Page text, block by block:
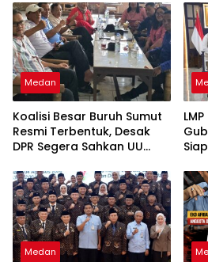
Medan
Koalisi Besar Buruh Sumut
Resmi Terbentuk, Desak
DPR Segera Sahkan UU
“Bukan Tambal Sulam, Tapi
Perubahan Total”
Medan